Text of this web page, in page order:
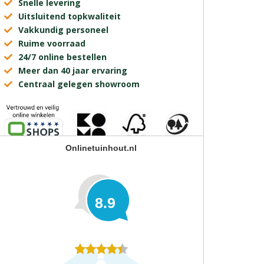
Snelle levering
Uitsluitend topkwaliteit
Vakkundig personeel
Ruime voorraad
24/7 online bestellen
Meer dan 40 jaar ervaring
Centraal gelegen showroom
Onlinetuinhout.nl
8.9